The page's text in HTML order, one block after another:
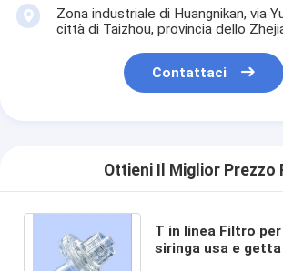
Zona industriale di Huangnikan, via
città di Taizhou, provincia dello
Contattaci
Ottieni Il Miglior Prezzo
T in linea Filtro
siringa usa e getta